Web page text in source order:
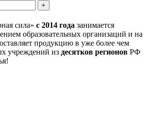
+
сила» с 2014 года занимается
образовательных организаций и на
продукцию в уже более чем
учреждений из десятков регионов РФ